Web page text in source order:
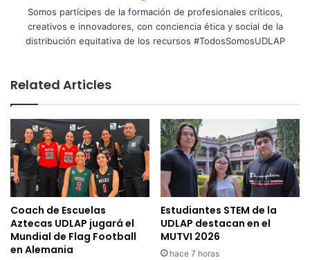
Somos partícipes de la formación de profesionales críticos,
creativos e innovadores, con conciencia ética y social de la
distribución equitativa de los recursos #TodosSomosUDLAP
Related Articles
Coach de Escuelas
Aztecas UDLAP jugará el
Mundial de Flag Football
en Alemania
Estudiantes STEM de la
UDLAP destacan en el
MUTVI 2026
hace 7 horas